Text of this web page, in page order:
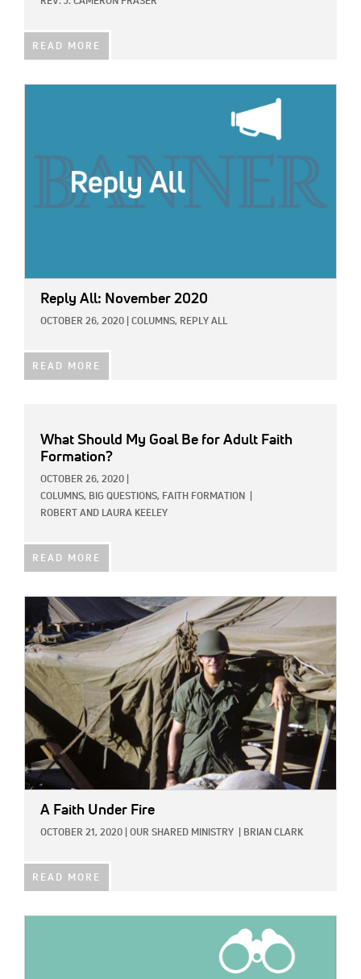
READ MORE
Reply All: November 2020
OCTOBER 26, 2020 COLUMNS, REPLY ALL
READ MORE
What Should My Goal Be for Adult Faith
Formation?
OCTOBER 26, 2020
COLUMNS, BIG QUESTIONS, FAITH FORMATION
ROBERT AND LAURA KEELEY
READ MORE
IMAGE:
A Faith Under Fire
OCTOBER 21, 2020 OUR SHARED MINISTRY BRIAN CLARK
READ MORE